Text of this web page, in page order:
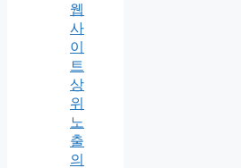
웹
사
이
트
상
위
노
출
의